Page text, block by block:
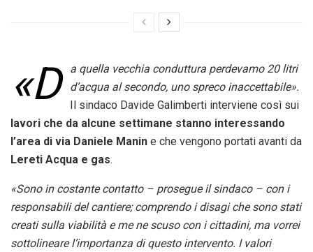
«D
a quella vecchia conduttura perdevamo 20 litri
d’acqua al secondo, uno spreco inaccettabile».
Il sindaco Davide Galimberti interviene così sui
lavori che da alcune settimane stanno interessando
l’area di via Daniele Manin e che vengono portati avanti da
Lereti Acqua e gas.
«Sono in costante contatto – prosegue il sindaco – con i
responsabili del cantiere; comprendo i disagi che sono stati
creati sulla viabilità e me ne scuso con i cittadini, ma vorrei
sottolineare l’importanza di questo intervento. I valori